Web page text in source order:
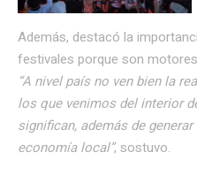
Además, destacó la
festivales porque son
“A nivel país no ven bien la
los que venimos del interior
significan, además de
economía local”, sostuvo.